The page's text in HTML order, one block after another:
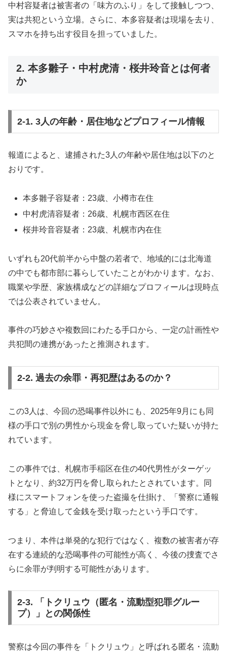
中村容疑者は被害者の「味方のふり」をして接触しつつ、
実は共犯という立場。さらに、本多容疑者は現場を去り、
スマホを持ち出す役目を担っていました。
2. 本多雛子・中村虎清・桜井玲音とは何者
か
2-1. 3人の年齢・居住地などプロフィール情報
報道によると、逮捕された3人の年齢や居住地は以下のと
おりです。
本多雛子容疑者：23歳、小樽市在住
中村虎清容疑者：26歳、札幌市西区在住
桜井玲音容疑者：23歳、札幌市内在住
いずれも20代前半から中盤の若者で、地域的には北海道
の中でも都市部に暮らしていたことがわかります。なお、
職業や学歴、家族構成などの詳細なプロフィールは現時点
では公表されていません。
事件の巧妙さや複数回にわたる手口から、一定の計画性や
共犯間の連携があったと推測されます。
2-2. 過去の余罪・再犯歴はあるのか？
この3人は、今回の恐喝事件以外にも、2025年9月にも同
様の手口で別の男性から現金を脅し取っていた疑いが持た
れています。
この事件では、札幌市手稲区在住の40代男性がターゲッ
トとなり、約32万円を脅し取られたとされています。同
様にスマートフォンを使った盗撮を仕掛け、「警察に通報
する」と脅迫して金銭を受け取ったという手口です。
つまり、本件は単発的な犯行ではなく、複数の被害者が存
在する連続的な恐喝事件の可能性が高く、今後の捜査でさ
らに余罪が判明する可能性があります。
2-3. 「トクリュウ（匿名・流動型犯罪グルー
プ）」との関係性
警察は今回の事件を「トクリュウ」と呼ばれる匿名・流動